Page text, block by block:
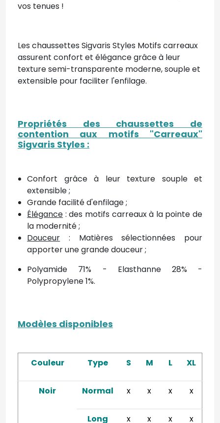
vos tenues !
Les chaussettes Sigvaris Styles Motifs carreaux
assurent confort et élégance grâce à leur
texture semi-transparente moderne, souple et
extensible pour faciliter l'enfilage.
Propriétés des chaussettes de
contention aux motifs "Carreaux"
Sigvaris Styles :
Confort grâce à leur texture souple et
extensible ;
Grande facilité d'enfilage ;
Élégance : des motifs carreaux à la pointe de
la modernité ;
Douceur : Matières sélectionnées pour
apporter une grande douceur ;
Polyamide 71% - Elasthanne 28% -
Polypropylene 1%.
Modèles disponibles
Couleur Type S M L XL
Noir Normal x x x x
Long x x x x